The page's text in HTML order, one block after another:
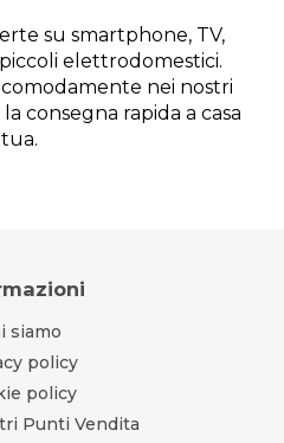
su smartphone, TV,
elettrodomestici.
nei nostri
consegna rapida a casa
tua.
siamo
policy
policy
Punti Vendita